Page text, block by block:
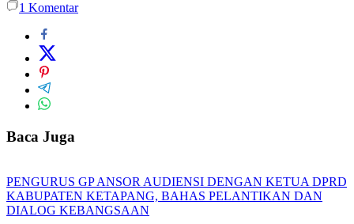
1 Komentar
Baca Juga
PENGURUS GP ANSOR AUDIENSI DENGAN KETUA DPRD
KABUPATEN KETAPANG, BAHAS PELANTIKAN DAN
DIALOG KEBANGSAAN